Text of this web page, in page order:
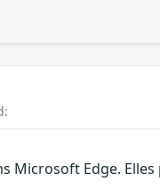
Microsoft Edge.